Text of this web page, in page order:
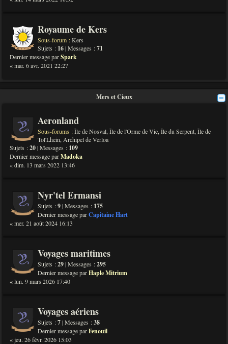
Royaume de Kers
Sous-forum :Kers
Sujets : 16| Messages :71
Dernier message parSpark
« mar. 6 avr. 2021 22:27
Mers et Cieux
Aeronland
Sous-forums :Île de Nosval, Île de l'Orme de Vie, Île du Serpent, Île de
Tol'Lhein, Archipel de Verloa
Sujets :20| Messages : 109
Dernier message parMadoka
« dim. 13 mars 2022 13:46
Nyr'tel Ermansi
Sujets :9| Messages : 175
Dernier message parCapitaine Hart
« mer. 21 août 2024 16:13
Voyages maritimes
Sujets :29| Messages :295
Dernier message parHaple Mitrium
« lun. 9 mars 2026 17:40
Voyages aériens
Sujets :7| Messages :38
Dernier message parFenouil
« jeu. 26 févr. 2026 15:03